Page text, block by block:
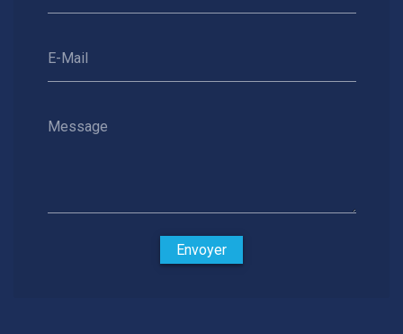
E-Mail
Message
Envoyer